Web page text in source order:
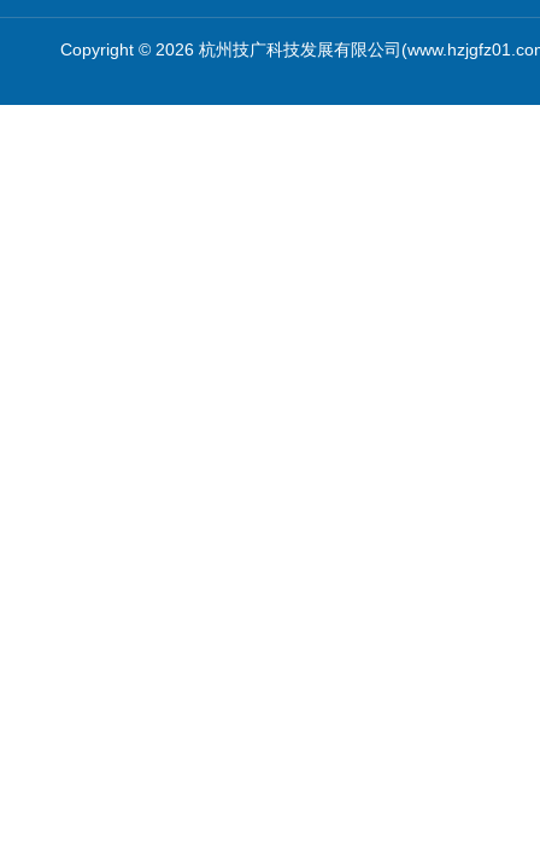
Copyright © 2026 杭州技广科技发展有限公司